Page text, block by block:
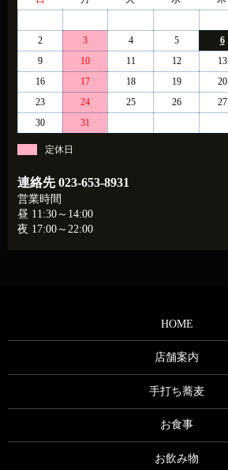
2
3 4 5 6
9
10 11 12 13
16
17 18 19 20
23
24 25 26 27
30
31
定休日
連絡先023-653-8931
営業時間
昼 11:30～14:00
夜 17:00～22:00
HOME
店舗案内
手打ち蕎麦
お食事
お飲み物